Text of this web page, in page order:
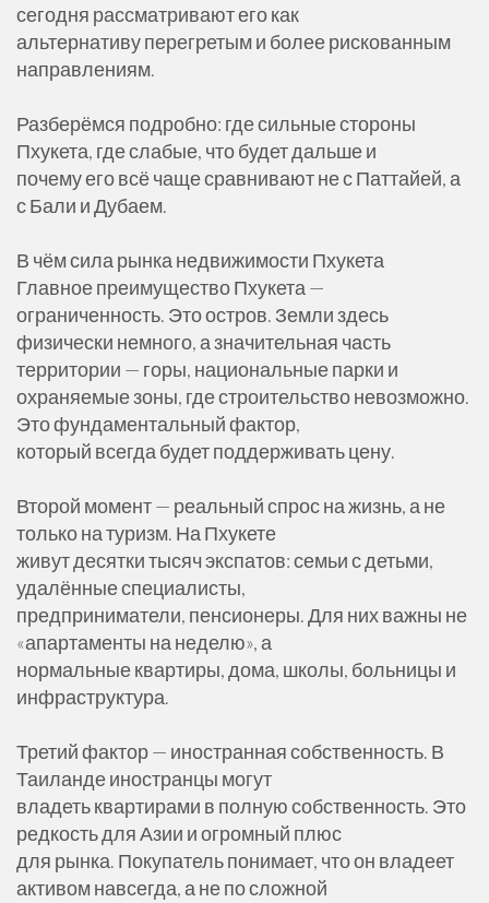
сегодня рассматривают его как
альтернативу перегретым и более рискованным
направлениям.
Разберёмся подробно: где сильные стороны
Пхукета, где слабые, что будет дальше и
почему его всё чаще сравнивают не с Паттайей, а
с Бали и Дубаем.
В чём сила рынка недвижимости Пхукета
Главное преимущество Пхукета —
ограниченность. Это остров. Земли здесь
физически немного, а значительная часть
территории — горы, национальные парки и
охраняемые зоны, где строительство невозможно.
Это фундаментальный фактор,
который всегда будет поддерживать цену.
Второй момент — реальный спрос на жизнь, а не
только на туризм. На Пхукете
живут десятки тысяч экспатов: семьи с детьми,
удалённые специалисты,
предприниматели, пенсионеры. Для них важны не
«апартаменты на неделю», а
нормальные квартиры, дома, школы, больницы и
инфраструктура.
Третий фактор — иностранная собственность. В
Таиланде иностранцы могут
владеть квартирами в полную собственность. Это
редкость для Азии и огромный плюс
для рынка. Покупатель понимает, что он владеет
активом навсегда, а не по сложной